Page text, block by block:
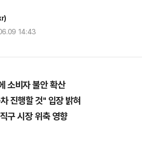
14:43
소비자 불안 확산
진행할 것" 입장 밝혀
구 시장 위축 영향